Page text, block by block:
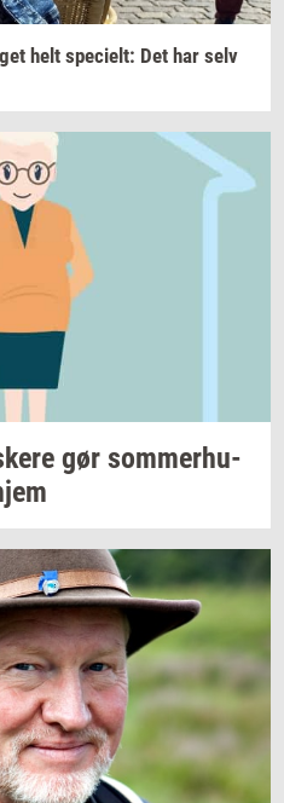
helt spe­ci­elt: Det har selv
gør som­mer­hu­